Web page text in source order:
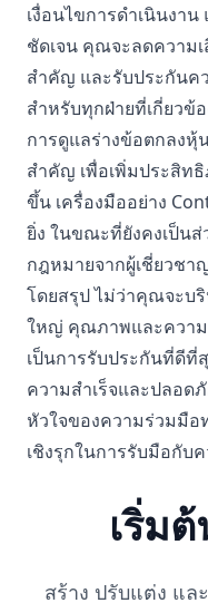
เงื่อนไขการดำเนินงา
ชัดเจน คุณจะลดความ
สำคัญ และรับประกันค
สำหรับทุกฝ่ายที่เกี่ยวข้
การดูแลร่างข้อตกลงหุ้
สำคัญ เพื่อเพิ่มประสิท
ขึ้น เครื่องมืออย่าง
ยิ่ง ในขณะที่ยังคงเป็น
กฎหมายจากผู้เชี่ยวชา
โดยสรุป ไม่ว่าคุณจะบ
ใหญ่ คุณภาพและความ
เป็นการรับประกันที่ดี
ความสำเร็จและปลอด
หัวใจของความร่วมมื
เชิงรุกในการรับมือกับ
เริ่ม
สร้าง ปรับแต่ง แ